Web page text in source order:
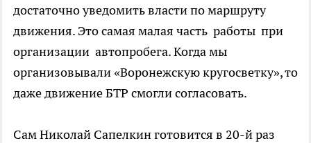
достаточно уведомить власти по маршруту
движения. Это самая малая часть работы при
организации автопробега. Когда мы
организовывали «Воронежскую кругосветку», то
даже движение БТР смогли согласовать.
Сам Николай Сапелкин готовится в 20-й раз